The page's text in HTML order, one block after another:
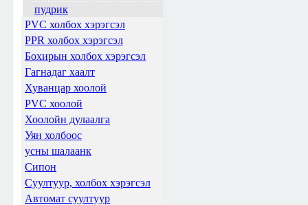
пудрик
PVC холбох хэрэгсэл
PPR холбох хэрэгсэл
Бохирын холбох хэрэгсэл
Гагнадаг хаалт
Хуванцар хоолой
PVC хоолой
Хоолойн дулаалга
Уян холбоос
усны шалаанк
Сипон
Суултуур, холбох хэрэгсэл
Автомат суултуур